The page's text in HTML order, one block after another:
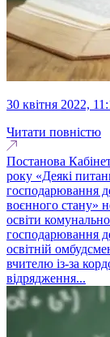
30 квітня 2022,
Читати повністю
Постанова
року «Деякі
господарювання
воєнного стану»
освіти
господарювання
освітній
вчителю із-за
відрядження...